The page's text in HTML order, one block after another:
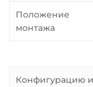
Положение
монтажа
Конфигурацию